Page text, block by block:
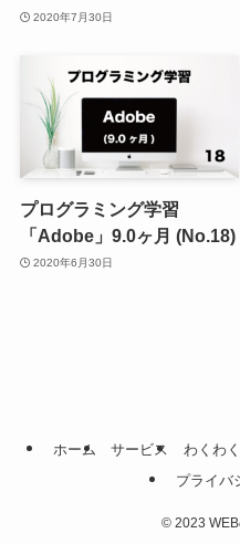
2020年7月30日
プログラミング学習
「Adobe」9.0ヶ月 (No.18)
2020年6月30日
ホーム サービス わくわ
プライバ
©2023 WEB